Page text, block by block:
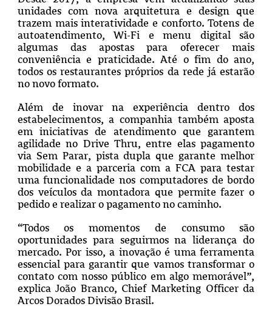
unidades com nova arquitetura e design que
trazem mais interatividade e conforto. Totens de
autoatendimento, Wi-Fi e menu digital são
algumas das apostas para oferecer mais
conveniência e praticidade. Até o fim do ano,
todos os restaurantes próprios da rede já estarão
no novo formato.
Além de inovar na experiência dentro dos
estabelecimentos, a companhia também aposta
em iniciativas de atendimento que garantem
agilidade no Drive Thru, entre elas pagamento
via Sem Parar, pista dupla que garante melhor
mobilidade e a parceria com a FCA para testar
uma funcionalidade nos computadores de bordo
dos veículos da montadora que permite fazer o
pedido e realizar o pagamento no caminho.
“Todos os momentos de consumo são
oportunidades para seguirmos na liderança do
mercado. Por isso, a inovação é uma ferramenta
essencial para garantir que vamos transformar o
contato com nosso público em algo memorável”,
explica João Branco, Chief Marketing Officer da
Arcos Dorados Divisão Brasil.